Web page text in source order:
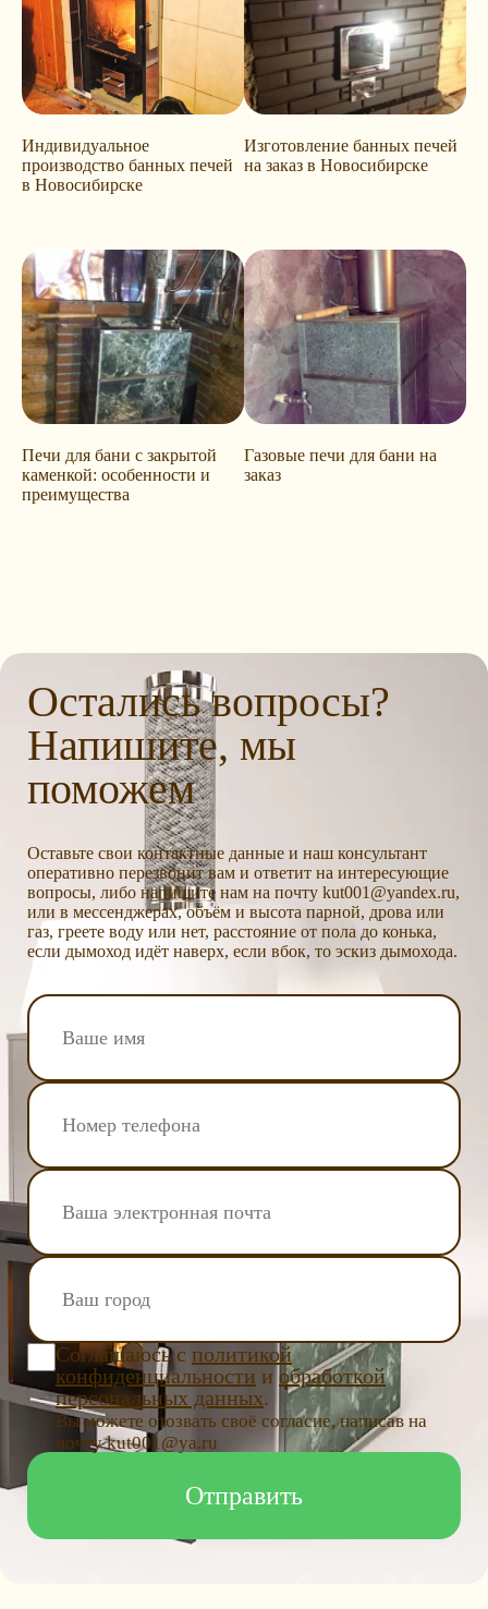
Индивидуальное
производство банных печей
в Новосибирске
Изготовление банных печей
на заказ в Новосибирске
Печи для бани с закрытой
каменкой: особенности и
преимущества
Газовые печи для бани на
заказ
Остались вопросы?
Напишите, мы
поможем
Оставьте свои контактные данные и наш консультант
оперативно перезвонит вам и ответит на интересующие
вопросы, либо напишите нам на почту kut001@yandex.ru,
или в мессенджерах, объём и высота парной, дрова или
газ, греете воду или нет, расстояние от пола до конька,
если дымоход идёт наверх, если вбок, то эскиз дымохода.
Соглашаюсь с политикой
конфиденциальности и обработкой
персональных данных.
Вы можете отозвать своё согласие, написав на
почту kut001@ya.ru